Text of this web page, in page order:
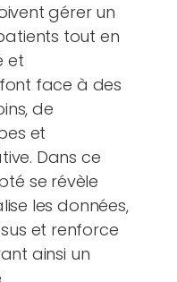
gérer un
tout en
et
face à des
de
et
Dans ce
se révèle
les données,
et renforce
ainsi un